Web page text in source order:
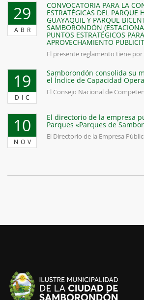
29
ABR
CONVOCATORIA PARA LA
ESTRATÉGICAS DEL PARQUE
GUAYAQUIL Y PARQUE
SAMBORONDÓN
PUNTOS ESTRATÉGICOS PARA
APROVECHAMIENTO
El presente reglamento tiene
19
DIC
Samborondón consolida su
el Índice de Capacidad
El Consejo Nacional de
10
NOV
El directorio de la empresa
Parques «Parques de
El Directorio de la Empresa